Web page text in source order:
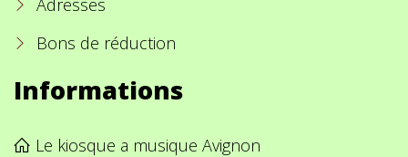
Adresses
Bons de réduction
Informations
Le kiosque a musique Avignon